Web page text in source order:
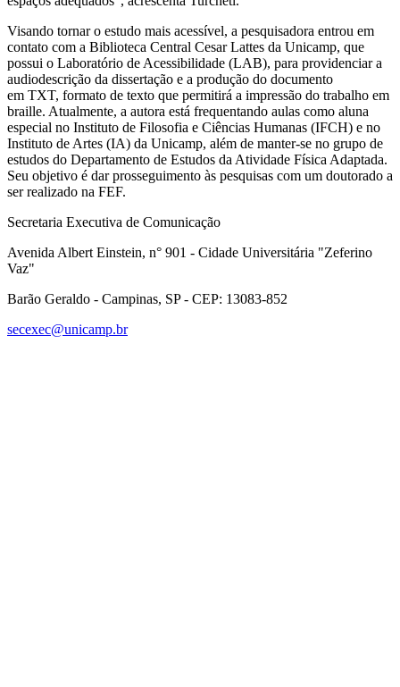
Visando tornar o estudo mais acessível, a pesquisadora entrou em
contato com a Biblioteca Central Cesar Lattes da Unicamp, que
possui o Laboratório de Acessibilidade (LAB), para providenciar a
audiodescrição da dissertação e a produção do documento
em TXT, formato de texto que permitirá a impressão do trabalho em
braille. Atualmente, a autora está frequentando aulas como aluna
especial no Instituto de Filosofia e Ciências Humanas (IFCH) e no
Instituto de Artes (IA) da Unicamp, além de manter-se no grupo de
estudos do Departamento de Estudos da Atividade Física Adaptada.
Seu objetivo é dar prosseguimento às pesquisas com um doutorado a
ser realizado na FEF.
Secretaria Executiva de Comunicação
Avenida Albert Einstein, n° 901 - Cidade Universitária "Zeferino
Vaz"
Barão Geraldo - Campinas, SP - CEP: 13083-852
secexec@unicamp.br